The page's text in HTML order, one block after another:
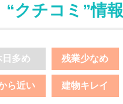
“クチコミ”情報
日多め 残業少なめ
ら近い 建物キレイ